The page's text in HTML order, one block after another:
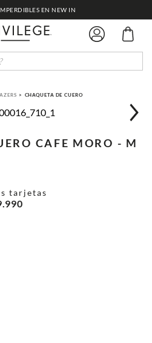
EN NEW IN
CHAQUETA DE CUERO
CAFE MORO - M
tarjetas
.990